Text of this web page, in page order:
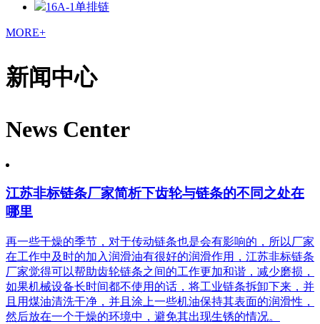
16A-1单排链
MORE+
新闻中心
News Center
江苏非标链条厂家简析下齿轮与链条的不同之处在
哪里
再一些干燥的季节，对于传动链条也是会有影响的，所以厂家
在工作中及时的加入润滑油有很好的润滑作用，江苏非标链条
厂家觉得可以帮助齿轮链条之间的工作更加和谐，减少磨损，
如果机械设备长时间都不使用的话，将工业链条拆卸下来，并
且用煤油清洗干净，并且涂上一些机油保持其表面的润滑性，
然后放在一个干燥的环境中，避免其出现生锈的情况。